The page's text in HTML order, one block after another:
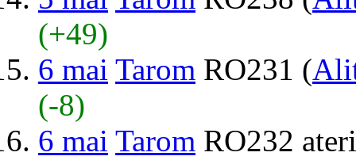
(+49)
6 mai Tarom RO231 (
(-8)
6 mai Tarom RO232